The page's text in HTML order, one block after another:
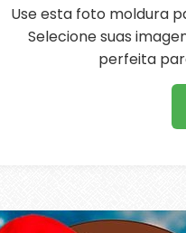
Use esta foto moldura
Selecione suas
perfeita